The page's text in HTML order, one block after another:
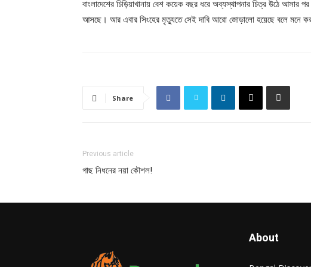
বাংলাদেশের চিড়িয়াখানায় বেশ কয়েক বছর ধরে অব্যস্থাপনার চিত্র উঠে আসার পর
আসছে। আর এবার সিংহের মৃত্যুতে সেই দাবি আরো জোড়ালো হয়েছে বলে মনে
Share
Previous article
গাছ নিধনের নয়া কৌশল!
About